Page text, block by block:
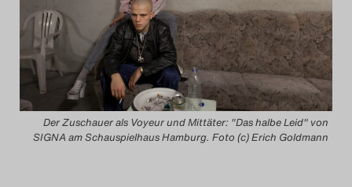
Das Theatertreffen-
Das Theatertreffen-
Das Theatertreffen-
Das Theatertreffen-
Der Zuschauer als Voyeur und Mittäter: "Das halbe Leid" von
SIGNA am Schauspielhaus Hamburg. Foto (c) Erich Goldmann